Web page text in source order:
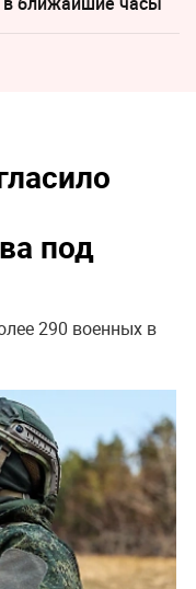
под
290 военных в